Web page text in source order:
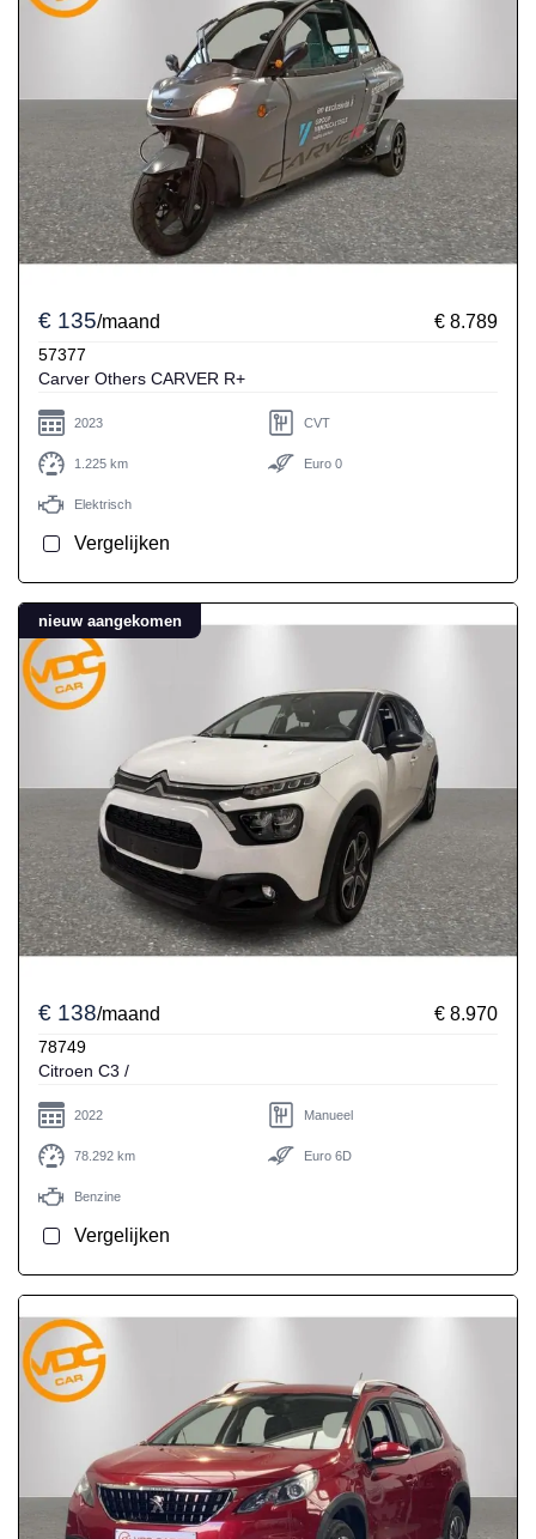
€ 135/maand € 8.789
57377
Carver Others CARVER R+
2023 CVT
1.225 km Euro 0
Elektrisch
Vergelijken
nieuw aangekomen
€ 138/maand € 8.970
78749
Citroen C3 /
2022 Manueel
78.292 km Euro 6D
Benzine
Vergelijken